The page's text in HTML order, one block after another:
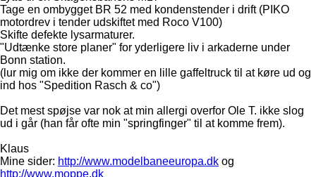
Tage en ombygget BR 52 med kondenstender i drift (PIKO
motordrev i tender udskiftet med Roco V100)
Skifte defekte lysarmaturer.
"Udtænke store planer" for yderligere liv i arkaderne under
Bonn station.
(lur mig om ikke der kommer en lille gaffeltruck til at køre ud og
ind hos "Spedition Rasch & co")
Det mest spøjse var nok at min allergi overfor Ole T. ikke slog
ud i går (han får ofte min "springfinger" til at komme frem).
Klaus
Mine sider: http://www.modelbaneeuropa.dk og
http://www.moppe.dk